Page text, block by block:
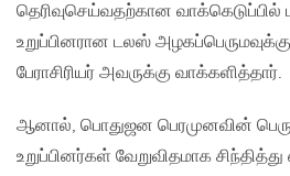
தெரிவுசெய்வதற்கான வாக்கெடுப்பில்
உறுப்பினரான டலஸ்
பேராசிரியர் அவருக்கு வாக்களித்தார்.
ஆனால், பொதுஜன பெரமுனவின்
உறுப்பினர்கள் வேறுவிதமாக